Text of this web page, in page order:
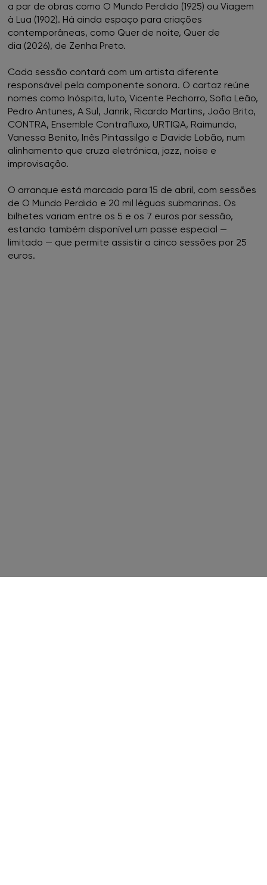
a par de obras como O Mundo Perdido (1925) ou Viagem
à Lua (1902). Há ainda espaço para criações
contemporâneas, como Quer de noite, Quer de
dia (2026), de Zenha Preto.
Cada sessão contará com um artista diferente
responsável pela componente sonora. O cartaz reúne
nomes como Inóspita, luto, Vicente Pechorro, Sofia Leão,
Pedro Antunes, A Sul, Janrik, Ricardo Martins, João Brito,
CONTRA, Ensemble Contrafluxo, URTIQA, Raimundo,
Vanessa Benito, Inês Pintassilgo e Davide Lobão, num
alinhamento que cruza eletrónica, jazz, noise e
improvisação.
O arranque está marcado para 15 de abril, com sessões
de O Mundo Perdido e 20 mil léguas submarinas. Os
bilhetes variam entre os 5 e os 7 euros por sessão,
estando também disponível um passe especial —
limitado — que permite assistir a cinco sessões por 25
euros.